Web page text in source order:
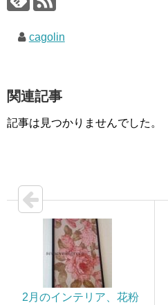
cagolin
関連記事
記事は見つかりませんでした。
2月のインテリア、花粉